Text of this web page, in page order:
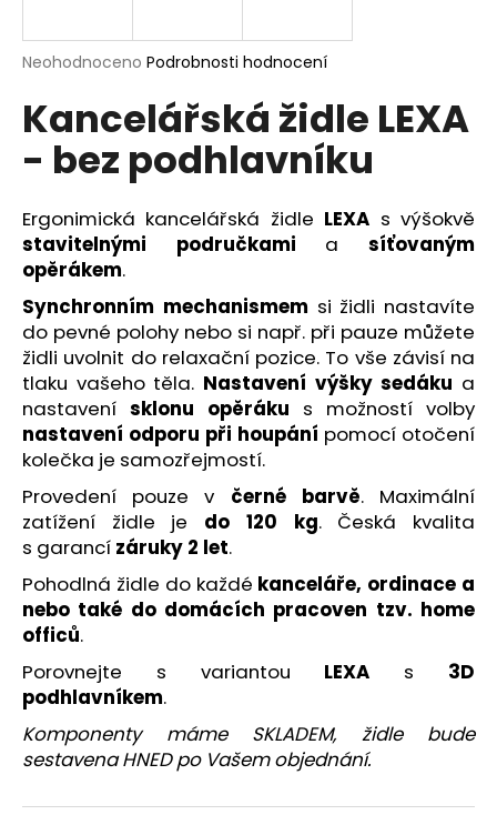
Průměrné
produktu
je
z
hvězdiček.
Neohodnoceno Podrobnosti hodnocení
Kancelářská židle LEXA
- bez podhlavníku
Ergonimická kancelářská židle LEXA s výšokvě
stavitelnými područkami asíťovaným
opěrákem.
Synchronním mechanismem si židli nastavíte
do pevné polohy nebo si např. při pauze můžete
židli uvolnit do relaxační pozice. To vše závisí na
tlaku vašeho těla. Nastavení výšky sedáku a
nastavení sklonu opěráku s možností volby
nastavení odporu při houpání pomocí otočení
kolečka je samozřejmostí.
Provedení pouze v černé barvě. Maximální
zatížení židle je do 120 kg. Česká kvalita
s garancí záruky 2 let.
Pohodlná židle do každé kanceláře, ordinace a
nebo také do domácích pracoven tzv. home
officů.
Porovnejte s variantou LEXA s 3D
podhlavníkem.
Komponenty máme SKLADEM, židle bude
sestavena HNED po Vašem objednání.
A
j
t
?
HLEDAT
D
o
p
o
r
u
č
u
j
e
m
e
KANCELÁŘSKÁ
ŽIDLE
LARA
6
905